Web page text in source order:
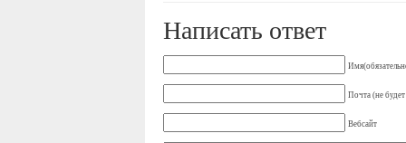
Написать ответ
Почта (не
Вебсайт